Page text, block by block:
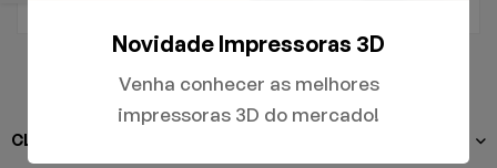
CLIENTES
Novidade Impressoras 3D
Venha conhecer as melhores
impressoras 3D do mercado!